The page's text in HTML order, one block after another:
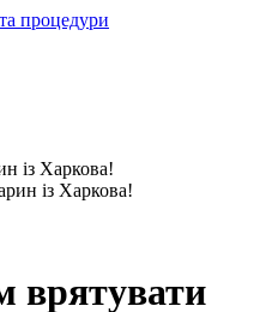
процедури
із Харкова!
врятувати